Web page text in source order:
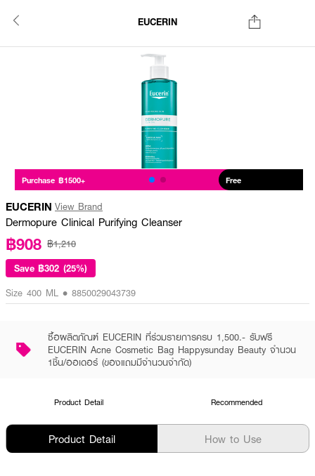
EUCERIN
Purchase ฿1500+ Free
EUCERIN View Brand
Dermopure Clinical Purifying Cleanser
฿908 ฿1,210
Save ฿302 (25%)
Size 400 ML • 8850029043739
ซื้อผลิตภัณฑ์ EUCERIN ที่ร่วมรายการครบ 1,500.- รับฟรี
EUCERIN Acne Cosmetic Bag Happysunday Beauty จำนวน
1ชิ้น/ออเดอร์ (ของแถมมีจำนวนจำกัด)
Product Detail Recommended
Product Detail How to Use